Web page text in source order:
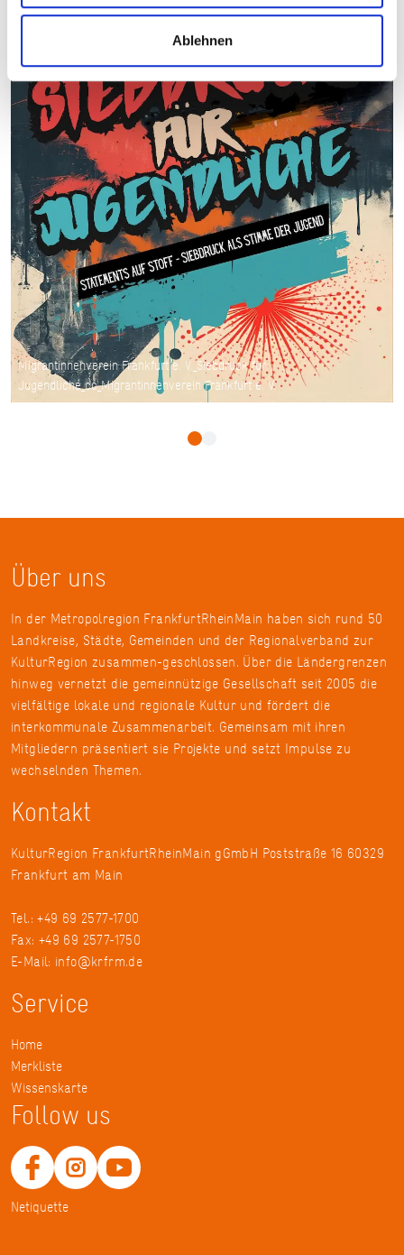
Ablehnen
Migrantinnenverein Frankfurt e. V._Siebdruck für
Jugendliche_cc_Migrantinnenverein Frankfurt e. V.
Über uns
In der Metropolregion FrankfurtRheinMain haben sich rund 50
Landkreise, Städte, Gemeinden und der Regionalverband zur
KulturRegion zusammen-geschlossen. Über die Ländergrenzen
hinweg vernetzt die gemeinnützige Gesellschaft seit 2005 die
vielfältige lokale und regionale Kultur und fördert die
interkommunale Zusammenarbeit. Gemeinsam mit ihren
Mitgliedern präsentiert sie Projekte und setzt Impulse zu
wechselnden Themen.
Kontakt
KulturRegion FrankfurtRheinMain gGmbH Poststraße 16 60329
Frankfurt am Main
Tel.: +49 69 2577-1700
Fax: +49 69 2577-1750
E-Mail: info@krfrm.de
Service
Home
Merkliste
Wissenskarte
Follow us
Netiquette